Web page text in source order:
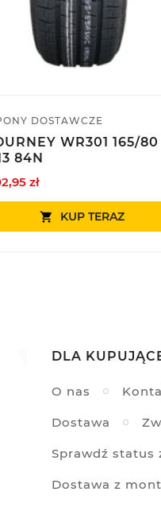
DOSTAWCZE
WR301 165/80
84N
zł
 KUP TERAZ
DLA
O nas
Dostawa
Sprawdź status
Dostawa z